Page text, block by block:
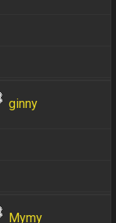
ginny
Mymy